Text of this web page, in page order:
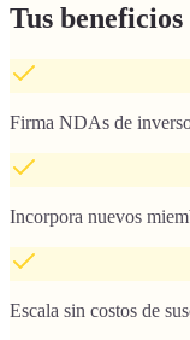
Tus
Firma NDAs de
Incorpora nuevos
Escala sin costos de